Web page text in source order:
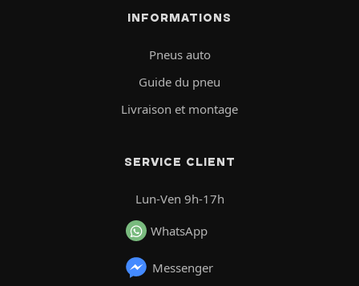
INFORMATIONS
Pneus auto
Guide du pneu
Livraison et montage
SERVICE CLIENT
Lun-Ven 9h-17h
WhatsApp
Messenger